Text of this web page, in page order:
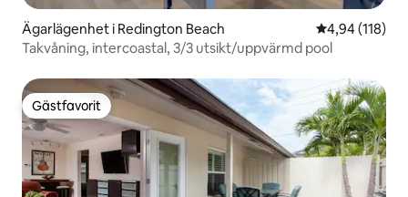
Ägarlägenhet i Redington Beach 4,94 av 5 i
4,94 (118)
Takvåning, intercoastal, 3/3 utsikt/uppvärmd pool
Gästfavorit
Gästfavorit